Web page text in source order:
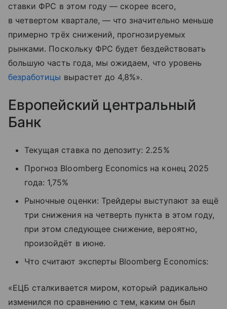
ставки ФРС в этом году — скорее всего,
в четвертом квартале, — что значительно меньше
примерно трёх снижений, прогнозируемых
рынками. Поскольку ФРС будет бездействовать
большую часть года, мы ожидаем, что уровень
безработицы вырастет до 4,8%».
Европейский центральный
Банк
Текущая ставка по депозиту: 2.25%
Прогноз Bloomberg Economics на конец 2025
года: 1,75%
Рыночные оценки: Трейдеры выступают за ещё
три снижения на четверть пункта в этом году,
при этом следующее снижение, вероятно,
произойдёт в июне.
Что считают эксперты Bloomberg Economics:
«ЕЦБ сталкивается миром, который радикально
изменился по сравнению с тем, каким он был